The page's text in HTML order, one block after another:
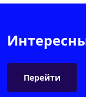
Перейти